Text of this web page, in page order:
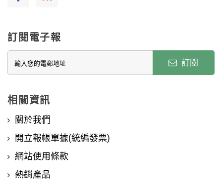
訂閱電子報
訂閱
相關資訊
關於我們
開立報帳單據(統編發票)
網站使用條款
熱銷產品